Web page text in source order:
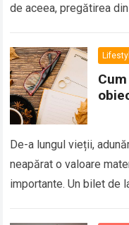
de aceea, pregătirea
De-a lungul vieții,
neapărat o valoare
importante. Un bilet de